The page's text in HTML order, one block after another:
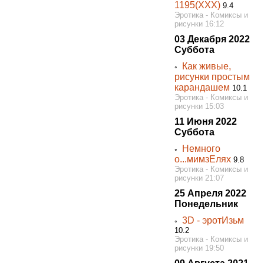
1195(ХХХ) 9.4
Эротика - Комиксы и
рисунки 16:12
03 Декабря 2022
Суббота
◦
Как живые,
рисунки простым
карандашем 10.1
Эротика - Комиксы и
рисунки 15:03
11 Июня 2022
Суббота
◦
Немного
о...мимзЕлях 9.8
Эротика - Комиксы и
рисунки 21:07
25 Апреля 2022
Понедельник
◦3D - эротИзьм
10.2
Эротика - Комиксы и
рисунки 19:50